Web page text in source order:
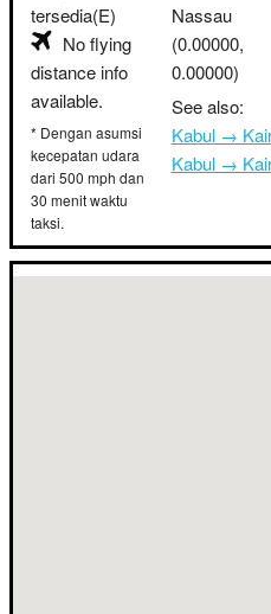
tersedia(E)
No flying
distance info
available.
* Dengan asumsi
kecepatan udara
dari 500 mph dan
30 menit waktu
taksi.
Nassau
(0.00000,
0.00000)
See also:
Kabul →
Kabul →